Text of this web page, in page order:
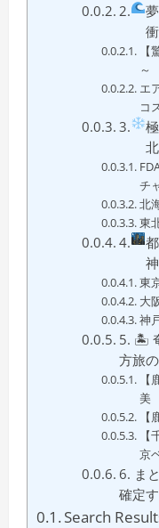
2.
～
エ
コ
3.
チ
北
東
4.
東
大
神
5. 🏝
方旅
美
京
6. ま
確定
Search